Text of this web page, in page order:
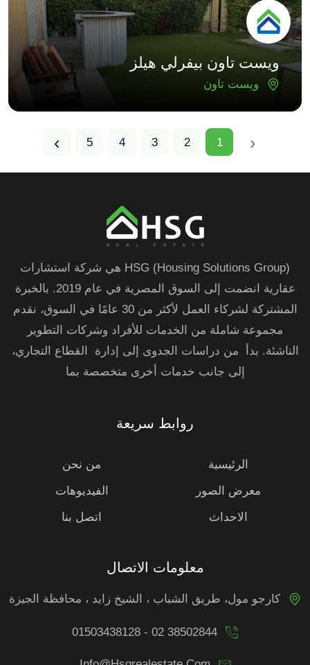
ويست تاون بيفرلي هيلز
ويست تاون
‹
1
2
3
4
5
›
HSG (Housing Solutions Group) هي شركة استشارات
عقارية انضمت إلى السوق المصرية في عام 2019. بالخبرة
المشتركة لشركاء العمل لأكثر من 30 عامًا في السوق، نقدم
مجموعة شاملة من الخدمات للأفراد وشركات التطوير
الناشئة. بدأ من دراسات الجدوى إلى إدارة القطاع التجاري،
إلى جانب خدمات أخرى متخصصة بما
روابط سريعة
الرئيسية
من نحن
معرض الصور
الفيديوهات
الاحداث
اتصل بنا
معلومات الاتصال
كارجو مول، طريق الشباب ، الشيخ زايد ، محافظة الجيزة
01503438128 - 02 38502844